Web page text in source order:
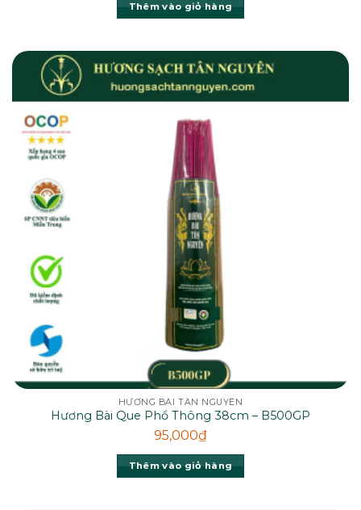
Thêm vào giỏ hàng
HƯƠNG BÀI TÂN NGUYÊN
Hương Bài Que Phổ Thông 38cm – B500GP
95,000₫
Thêm vào giỏ hàng